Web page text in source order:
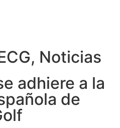
, Noticias
adhiere a la
de